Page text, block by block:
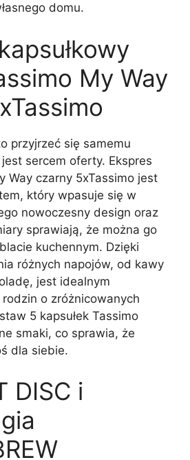
domu.
My Way
przyjrzeć się samemu
sercem oferty. Ekspres
Way czarny 5xTassimo jest
który wpasuje się w
nowoczesny design oraz
sprawiają, że można go
kuchennym. Dzięki
różnych napojów, od kawy
jest idealnym
o zróżnicowanych
5 kapsułek Tassimo
smaki, co sprawia, że
dla siebie.
DISC i